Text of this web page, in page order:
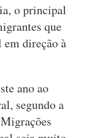
o principal
que
em direção à
ano ao
segundo a